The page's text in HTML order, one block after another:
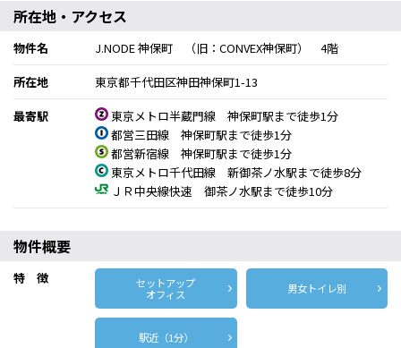
所在地・アクセス
物件名
J.NODE 神保町 （旧：CONVEX神保町） 4階
所在地
東京都千代田区神田神保町1-13
最寄駅
東京メトロ半蔵門線 神保町駅まで徒歩1分
都営三田線 神保町駅まで徒歩1分
都営新宿線 神保町駅まで徒歩1分
東京メトロ千代田線 新御茶ノ水駅まで徒歩8分
ＪＲ中央線快速 御茶ノ水駅まで徒歩10分
物件概要
特 徴
セットアップ
オフィス
男女トイレ別
駅近（1分）